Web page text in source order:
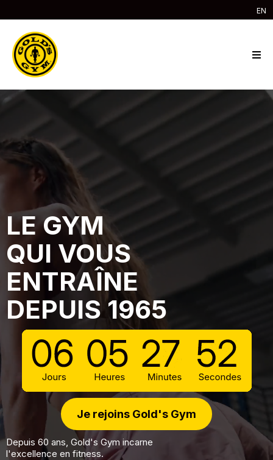
EN
LE GYM
QUI VOUS
ENTRAÎNE
DEPUIS 1965
Je rejoins Gold's Gym
Depuis 60 ans, Gold's Gym incarne
l'excellence en fitness.